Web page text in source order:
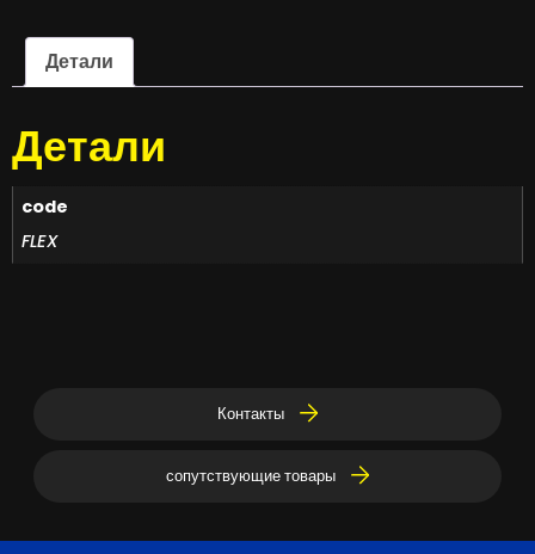
Детали
Детали
code
FLEX
Контакты
сопутствующие товары